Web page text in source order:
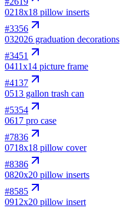
0218x18 pillow inserts
#3356
032026 graduation decorations
#3451
0411x14 picture frame
#4137
0513 gallon trash can
#5354
0617 pro case
#7836
0718x18 pillow cover
#8386
0820x20 pillow inserts
#8585
0912x20 pillow insert